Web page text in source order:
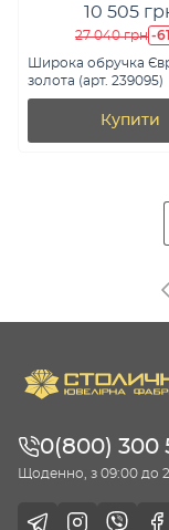
10 505
27 040 грн -
Широка обручка
золота (арт. 239095)
Купити
0(800) 300
Щоденно, з 09:00 до